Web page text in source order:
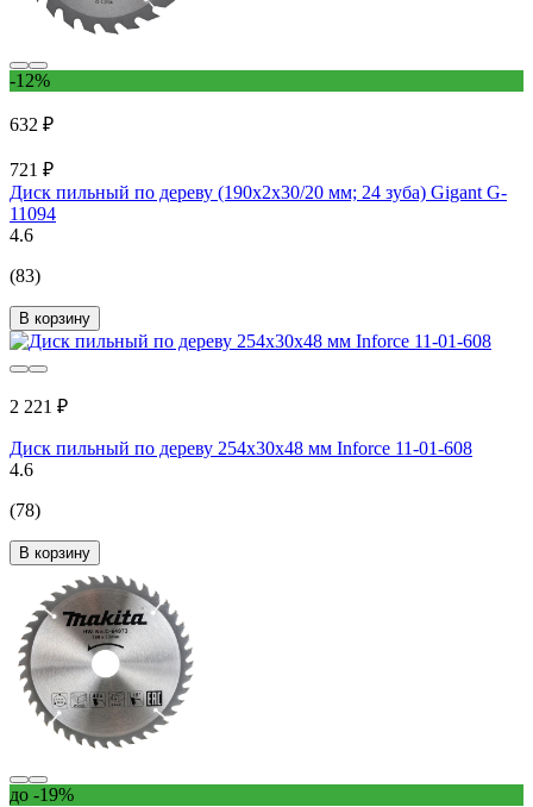
-12%
632 ₽
721 ₽
Диск пильный по дереву (190х2х30/20 мм; 24 зуба) Gigant G-
11094
4.6
(83)
В корзину
2 221 ₽
Диск пильный по дереву 254х30х48 мм Inforce 11-01-608
4.6
(78)
В корзину
до -19%